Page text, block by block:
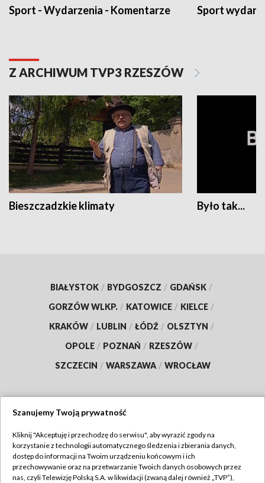
Sport - Wydarzenia - Komentarze Sport
Z ARCHIWUM TVP3 RZESZÓW
Bieszczadzkie klimaty Było tak...
BIAŁYSTOK / BYDGOSZCZ / GDAŃSK /
GORZÓW WLKP. / KATOWICE / KIELCE /
KRAKÓW / LUBLIN / ŁÓDŹ / OLSZTYN /
OPOLE / POZNAŃ / RZESZÓW /
SZCZECIN / WARSZAWA / WROCŁAW
TVP
Abonament TVP
Regulamin TVP
Szanujemy Twoją prywatność
Kliknij "Akceptuję i przechodzę do serwisu", aby wyrazić zgody na
korzystanie z technologii automatycznego śledzenia i zbierania danych,
dostęp do informacji na Twoim urządzeniu końcowym i ich
przechowywanie oraz na przetwarzanie Twoich danych osobowych przez
nas, czyli Telewizję Polską S.A. w likwidacji (zwaną dalej również „TVP”),